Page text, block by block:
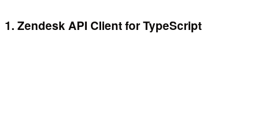
1. Zendesk API Client for TypeScript